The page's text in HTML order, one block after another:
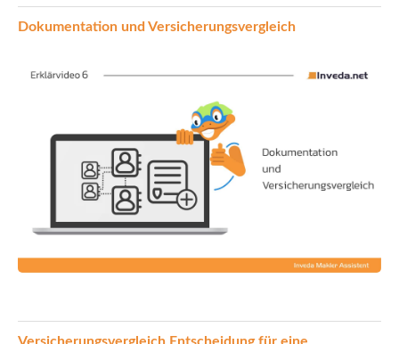
Dokumentation und Versicherungsvergleich
Versicherungsvergleich Entscheidung für eine